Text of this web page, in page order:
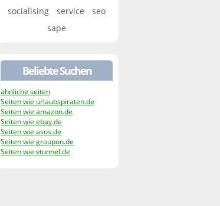
socialising
service
seo
sape
Beliebte Suchen
ähnliche seiten
Seiten wie urlaubspiraten.de
Seiten wie amazon.de
Seiten wie ebay.de
Seiten wie asos.de
Seiten wie groupon.de
Seiten wie vtunnel.de